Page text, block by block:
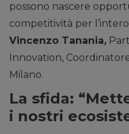
possono nascere
competitività per
Vincenzo Tanania,
Innovation,
Milano.
La sfida:
i nostri